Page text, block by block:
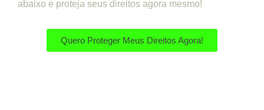
abaixo e proteja seus direitos agora mesmo!
Quero Proteger Meus Direitos Agora!